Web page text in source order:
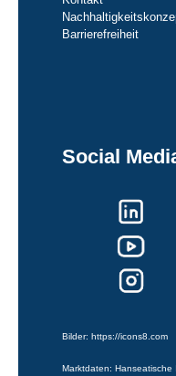
Barrierefreiheit
Social
Bilder: https://icons8.com
Marktdaten: Hanseatische